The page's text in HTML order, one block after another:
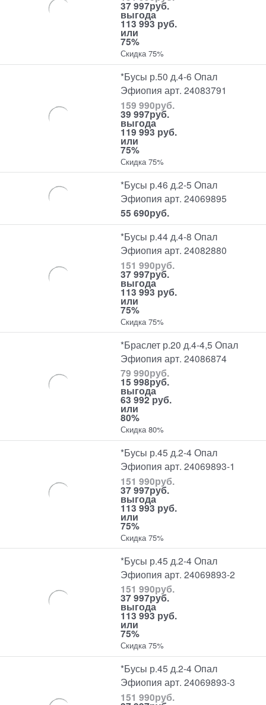
37 997руб.
выгода
113 993 руб.
или
75%
Скидка 75%
*Бусы р.50 д.4-6 Опал
Эфиопия арт. 24083791
159 990руб.
39 997руб.
выгода
119 993 руб.
или
75%
Скидка 75%
*Бусы р.46 д.2-5 Опал
Эфиопия арт. 24069895
55 690руб.
*Бусы р.44 д.4-8 Опал
Эфиопия арт. 24082880
151 990руб.
37 997руб.
выгода
113 993 руб.
или
75%
Скидка 75%
*Браслет р.20 д.4-4,5 Опал
Эфиопия арт. 24086874
79 990руб.
15 998руб.
выгода
63 992 руб.
или
80%
Скидка 80%
*Бусы р.45 д.2-4 Опал
Эфиопия арт. 24069893-1
151 990руб.
37 997руб.
выгода
113 993 руб.
или
75%
Скидка 75%
*Бусы р.45 д.2-4 Опал
Эфиопия арт. 24069893-2
151 990руб.
37 997руб.
выгода
113 993 руб.
или
75%
Скидка 75%
*Бусы р.45 д.2-4 Опал
Эфиопия арт. 24069893-3
151 990руб.